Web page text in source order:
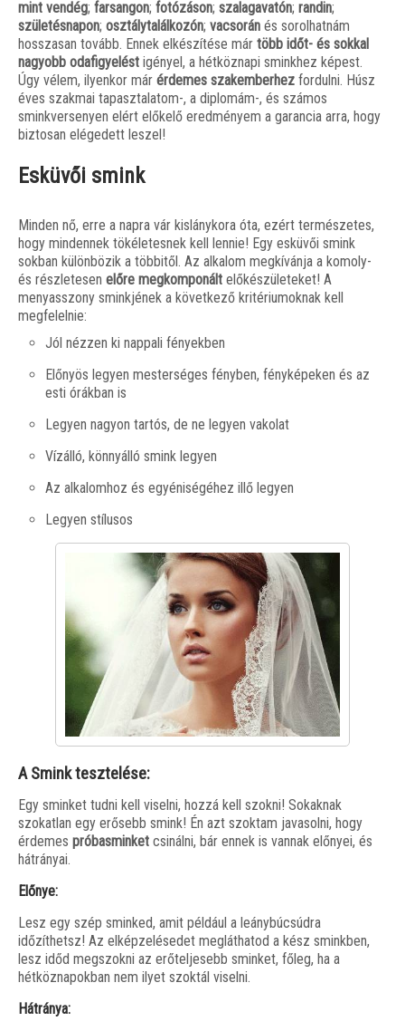
mint vendég; farsangon; fotózáson; szalagavatón; randin;
születésnapon; osztálytalálkozón; vacsorán és sorolhatnám
hosszasan tovább. Ennek elkészítése már több időt- és sokkal
nagyobb odafigyelést igényel, a hétköznapi sminkhez képest.
Úgy vélem, ilyenkor már érdemes szakemberhez fordulni. Húsz
éves szakmai tapasztalatom-, a diplomám-, és számos
sminkversenyen elért előkelő eredményem a garancia arra, hogy
biztosan elégedett leszel!
Esküvői smink
Minden nő, erre a napra vár kislánykora óta, ezért természetes,
hogy mindennek tökéletesnek kell lennie! Egy esküvői smink
sokban különbözik a többitől. Az alkalom megkívánja a komoly-
és részletesen előre megkomponált előkészületeket! A
menyasszony sminkjének a következő kritériumoknak kell
megfelelnie:
Jól nézzen ki nappali fényekben
Előnyös legyen mesterséges fényben, fényképeken és az
esti órákban is
Legyen nagyon tartós, de ne legyen vakolat
Vízálló, könnyálló smink legyen
Az alkalomhoz és egyéniségéhez illő legyen
Legyen stílusos
A Smink tesztelése:
Egy sminket tudni kell viselni, hozzá kell szokni! Sokaknak
szokatlan egy erősebb smink! Én azt szoktam javasolni, hogy
érdemes próbasminket csinálni, bár ennek is vannak előnyei, és
hátrányai.
Előnye:
Lesz egy szép sminked, amit például a leánybúcsúdra
időzíthetsz! Az elképzelésedet megláthatod a kész sminkben,
lesz időd megszokni az erőteljesebb sminket, főleg, ha a
hétköznapokban nem ilyet szoktál viselni.
Hátránya: